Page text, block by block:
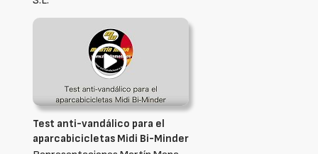
Test anti-vandálico para el
aparcabicicletas Midi Bi-Minder